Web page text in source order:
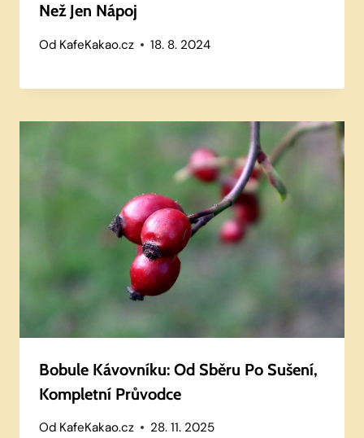
Než Jen Nápoj
Od KafeKakao.cz 18. 8. 2024
Bobule Kávovníku: Od Sběru Po Sušení,
Kompletní Průvodce
Od KafeKakao.cz 28. 11. 2025